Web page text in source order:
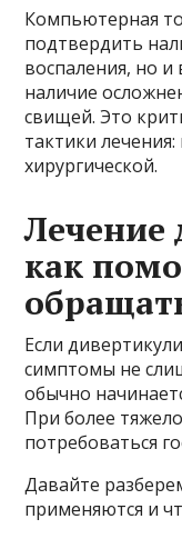
Компьютерная
подтвердить
воспаления, но
наличие
свищей. Это
тактики
хирургической.
Лечение
как
Если
симптомы не
обычно
При более
потребоваться
Давайте
применяются и